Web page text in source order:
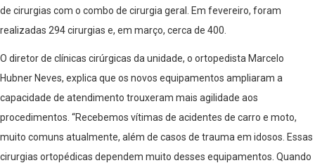
de cirurgias com o combo de cirurgia geral. Em fevereiro, foram
realizadas 294 cirurgias e, em março, cerca de 400.
O diretor de clínicas cirúrgicas da unidade, o ortopedista Marcelo
Hubner Neves, explica que os novos equipamentos ampliaram a
capacidade de atendimento trouxeram mais agilidade aos
procedimentos. “Recebemos vítimas de acidentes de carro e moto,
muito comuns atualmente, além de casos de trauma em idosos. Essas
cirurgias ortopédicas dependem muito desses equipamentos. Quando